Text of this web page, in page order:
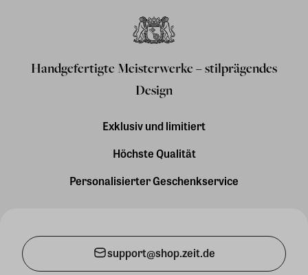
Handgefertigte Meisterwerke – stilprägendes
Design
Exklusiv und limitiert
Höchste Qualität
Personalisierter Geschenkservice
support@shop.zeit.de